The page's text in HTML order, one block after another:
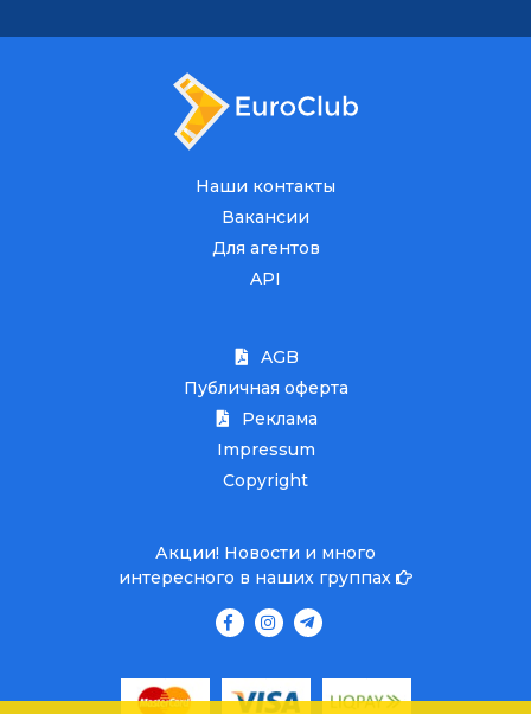
Наши контакты
Вакансии
Для агентов
API
AGB
Публичная оферта
Реклама
Impressum
Copyright
Акции! Новости и много
интересного в наших группах